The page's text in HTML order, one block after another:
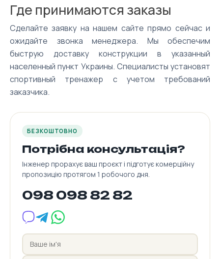
Где принимаются заказы
Сделайте заявку на нашем сайте прямо сейчас и
ожидайте звонка менеджера. Мы обеспечим
быструю доставку конструкции в указанный
населенный пункт Украины. Специалисты установят
спортивный тренажер с учетом требований
заказчика.
БЕЗКОШТОВНО
Потрібна консультація?
Інженер прорахує ваш проєкт і підготує комерційну
пропозицію протягом 1 робочого дня.
098 098 82 82